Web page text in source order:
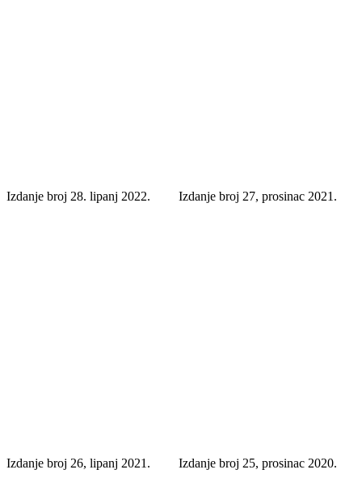
Izdanje broj 28. lipanj 2022. Izdanje broj 27, prosinac 2021.
Izdanje broj 26, lipanj 2021. Izdanje broj 25, prosinac 2020.